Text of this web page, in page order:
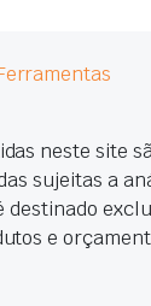
neste site
sujeitas a
destinado
e